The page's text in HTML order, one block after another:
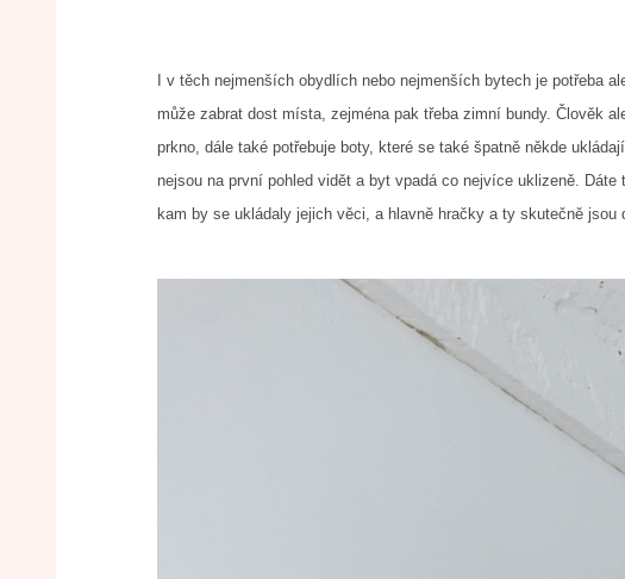
I v těch nejmenších obydlích nebo nejmenších bytech je potřeba
může zabrat dost místa, zejména pak třeba zimní bundy. Člověk
prkno, dále také potřebuje boty, které se také špatně někde
nejsou na první pohled vidět a byt vpadá co nejvíce uklizeně.
kam by se ukládaly jejich věci, a hlavně hračky a ty skutečně jsou